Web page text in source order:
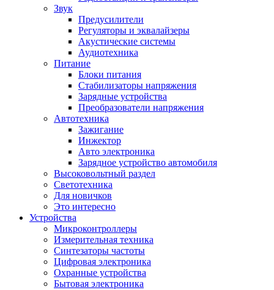
Звук
Предусилители
Регуляторы и эквалайзеры
Акустические системы
Аудиотехника
Питание
Блоки питания
Стабилизаторы напряжения
Зарядные устройства
Преобразователи напряжения
Автотехника
Зажигание
Инжектор
Авто электроника
Зарядное устройство автомобиля
Высоковольтный раздел
Светотехника
Для новичков
Это интересно
Устройства
Микроконтроллеры
Измерительная техника
Синтезаторы частоты
Цифровая электроника
Охранные устройства
Бытовая электроника